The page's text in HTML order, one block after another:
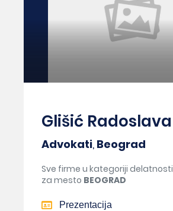
Glišić Radoslava
Advokati, Beograd
Sve firme u kategoriji delatnosti
za mesto BEOGRAD
Prezentacija